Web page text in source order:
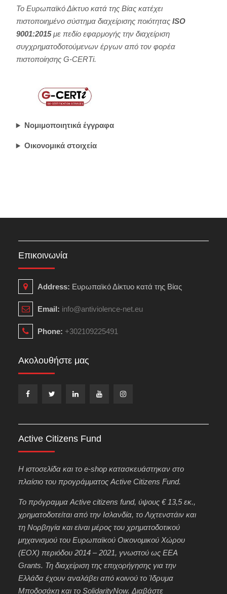
Το Ευρωπαϊκό Δίκτυο κατά της Βίας κατέχει
πιστοποιημένο σύστημα διαχείρισης ποιότητας ISO
9001:2015με πεδίο εφαρμογής την διαχείριση
συγχρηματοδοτούμενων έργων από τον φορέα
πιστοποίησης G-CERTi.
Νομιμοποιητικά έγγραφα
Οικονομικά στοιχεία
Επικοινωνία
Address: Ευρωπαϊκό Δίκτυο κατά της Βίας
Email: info@antiviolence-net.eu
Phone: +302109225491
Ακολουθήστε μας
Active Citizens Fund
H ιστοσελίδα και το e-shop κατασκευάστηκαν στο
πλαίσιο του προγράμματος Active Citizens Fund.
Το πρόγραμμα Active citizens fund, ύψους € 13,5 εκ.,
χρηματοδοτείται από την Ισλανδία, το Λιχτενστάιν και
τη Νορβηγία και είναι μέρος του χρηματοδοτικού
μηχανισμού του Ευρωπαϊκού Οικονομικού Χώρου
(ΕΟΧ) περιόδου 2014 – 2021, γνωστού ως EEA
Grants. Τη διαχείριση της επιχορήγησης για την
Ελλάδα έχουν αναλάβει από κοινού το Ίδρυμα
Μποδοσάκη και το SolidarityNow. Διαβάστε